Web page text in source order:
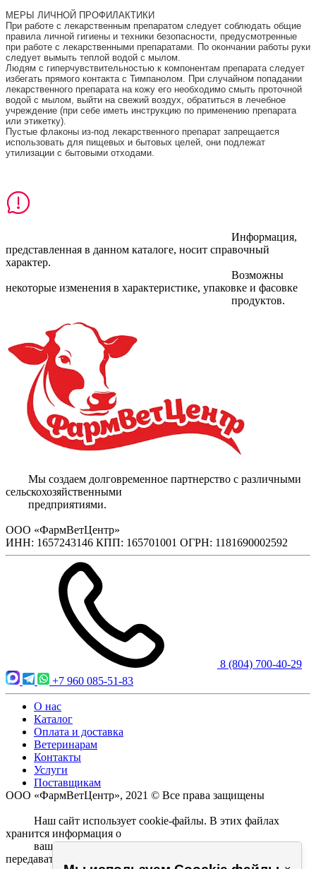
МЕРЫ ЛИЧНОЙ ПРОФИЛАКТИКИ
При работе с лекарственным препаратом следует соблюдать общие
правила личной гигиены и техники безопасности, предусмотренные
при работе с лекарственными препаратами. По окончании работы руки
следует вымыть теплой водой с мылом.
Людям с гиперчувствительностью к компонентам препарата следует
избегать прямого контакта с Тимпанолом. При случайном попадании
лекарственного препарата на кожу его необходимо смыть проточной
водой с мылом, выйти на свежий воздух, обратиться в лечебное
учреждение (при себе иметь инструкцию по применению препарата
или этикетку).
Пустые флаконы из-под лекарственного препарат запрещается
использовать для пищевых и бытовых целей, они подлежат
утилизации с бытовыми отходами.
представленная в данном каталоге, носит справочный
характер.
некоторые изменения в характеристике, упаковке и фасовке
сельскохозяйственными
ООО «ФармВетЦентр»
ИНН: 1657243146 КПП: 165701001 ОГРН: 1181690002592
8 (804) 700-40-29
+7 960 085-51-83
О нас
Каталог
Оплата и доставка
Ветеринарам
Контакты
Услуги
Поставщикам
ООО «ФармВетЦентр», 2021 © Все права защищены
хранится информация о
передавать эти данные,